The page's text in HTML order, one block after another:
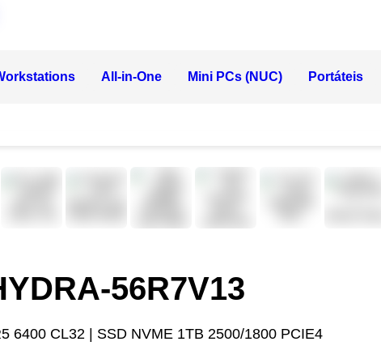
All-in-One Mini PCs (NUC) Portáteis
56R7V13
6400 CL32 | SSD NVME 1TB 2500/1800 PCIE4